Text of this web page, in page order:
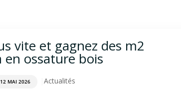
vite et gagnez des m2
en ossature bois
12 MAI 2026 Actualités